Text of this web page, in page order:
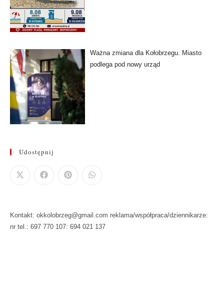
Ważna zmiana dla Kołobrzegu. Miasto
podlega pod nowy urząd
Udostępnij
Kontakt: okkolobrzeg@gmail.com reklama/współpraca/dziennikarze:
nr tel.: 697 770 107: 694 021 137